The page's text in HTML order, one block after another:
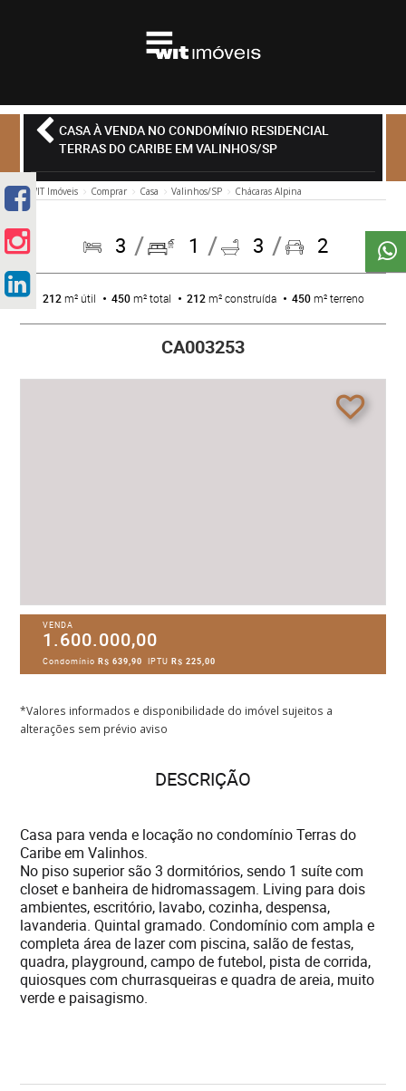
CASA À VENDA NO CONDOMÍNIO RESIDENCIAL
TERRAS DO CARIBE EM VALINHOS/SP
WIT Imóveis Comprar Casa Valinhos/SP Chácaras Alpina
3 1 3 2
212 m² útil 450m² total 212 m² construída 450m² terreno
CA003253
VENDA
1.600.000,00
CondomínioR$ 639,90 IPTUR$ 225,00
*Valores informados e disponibilidade do imóvel sujeitos a
alterações sem prévio aviso
DESCRIÇÃO
Casa para venda e locação no condomínio Terras do
Caribe em Valinhos.
No piso superior são 3 dormitórios, sendo 1 suíte com
closet e banheira de hidromassagem. Living para dois
ambientes, escritório, lavabo, cozinha, despensa,
lavanderia. Quintal gramado. Condomínio com ampla e
completa área de lazer com piscina, salão de festas,
quadra, playground, campo de futebol, pista de corrida,
quiosques com churrasqueiras e quadra de areia, muito
verde e paisagismo.